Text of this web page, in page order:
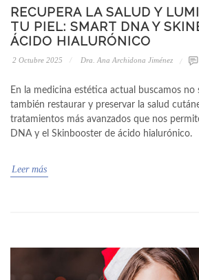
RECUPERA LA SALUD Y
TU PIEL: SMART DNA Y
ÁCIDO HIALURÓNICO
2 Octubre 2025 Dra. Ana Archidona Jiménez
En la medicina estética actual buscamos no
también restaurar y preservar la salud
tratamientos más avanzados que nos
DNA y el Skinbooster de ácido hialurónico.
Leer más